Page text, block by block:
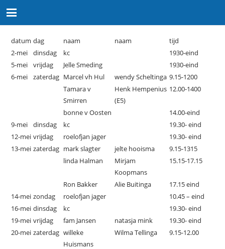
datum dag naam naam
tijd
2-mei
dinsdag kc
1930-eind
5-mei
vrijdag Jelle Smeding
1930-eind
6-mei
zaterdag Marcel vh Hul wendy Scheltinga 9.15-1200
Tamara v
Smirren
Henk Hempenius
(E5)
12.00-1400
bonne v Oosten
14.00-eind
9-mei
dinsdag kc
19.30- eind
12-mei vrijdag roelofjan jager
19.30- eind
13-mei zaterdag mark slagter jelte hooisma
9.15-1315
linda Halman
Mirjam
Koopmans
15.15-17.15
Ron Bakker Alie Buitinga
17.15 eind
14-mei zondag roelofjan jager
10.45 – eind
16-mei dinsdag kc
19.30- eind
19-mei vrijdag fam Jansen natasja mink
19.30- eind
20-mei zaterdag willeke
Huismans
Wilma Tellinga 9.15-12.00